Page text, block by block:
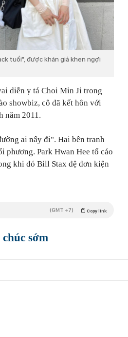
tuổi", được khán giả khen ngợi
diễn y tá Choi Min Ji trong
showbiz, cô đã kết hôn với
năm 2011.
ai nấy đi". Hai bên tranh
phương. Park Hwan Hee tố cáo
khi đó Bill Stax đệ đơn kiện
Copy link
(GMT +7)
sớm